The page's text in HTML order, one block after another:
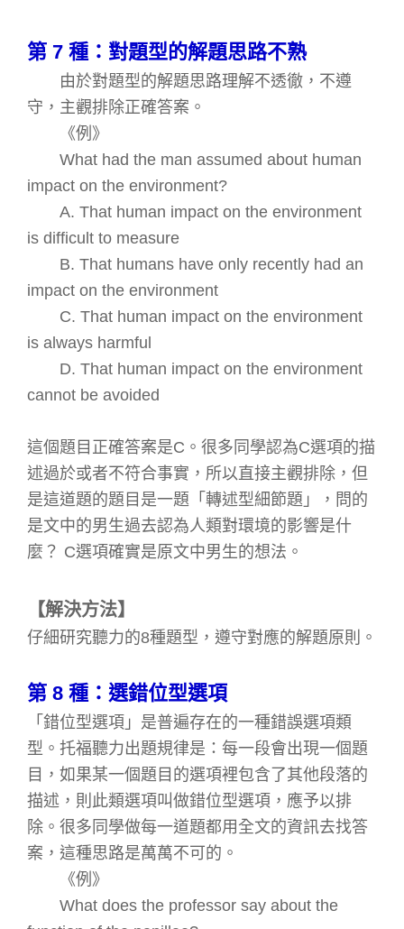
第 7 種：對題型的解題思路不熟
由於對題型的解題思路理解不透徹，不遵
守，主觀排除正確答案。
《例》
What had the man assumed about human
impact on the environment?
A. That human impact on the environment
is difficult to measure
B. That humans have only recently had an
impact on the environment
C. That human impact on the environment
is always harmful
D. That human impact on the environment
cannot be avoided
這個題目正確答案是C 。很多同學認為C選項的描
述過於或者不符合事實，所以直接主觀排除，但
是這道題的題目是一題「轉述型細節題」，問的
是文中的男生過去認為人類對環境的影響是什
麼？ C選項確實是原文中男生的想法。
【解決方法】
仔細研究聽力的8種題型，遵守對應的解題原則。
第 8 種：選錯位型選項
「錯位型選項」是普遍存在的一種錯誤選項類
型。托福聽力出題規律是：每一段會出現一個題
目，如果某一個題目的選項裡包含了其他段落的
描述，則此類選項叫做錯位型選項，應予以排
除。很多同學做每一道題都用全文的資訊去找答
案，這種思路是萬萬不可的。
《例》
What does the professor say about the